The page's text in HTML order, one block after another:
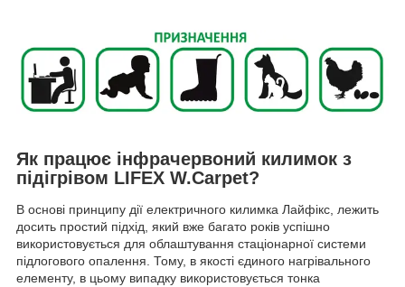
Як працює інфрачервоний килимок з
підігрівом LIFEX W.Carpet?
В основі принципу дії електричного килимка Лайфікс, лежить
досить простий підхід, який вже багато років успішно
використовується для облаштування стаціонарної системи
підлогового опалення. Тому, в якості єдиного нагрівального
елементу, в цьому випадку використовується тонка